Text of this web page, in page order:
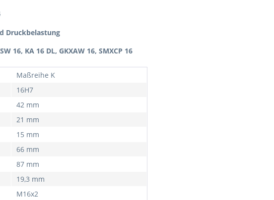
Druckbelastung
16, KA 16 DL, GKXAW 16, SMXCP 16
Maßreihe K
16H7
42 mm
21 mm
15 mm
66 mm
87 mm
19,3 mm
M16x2